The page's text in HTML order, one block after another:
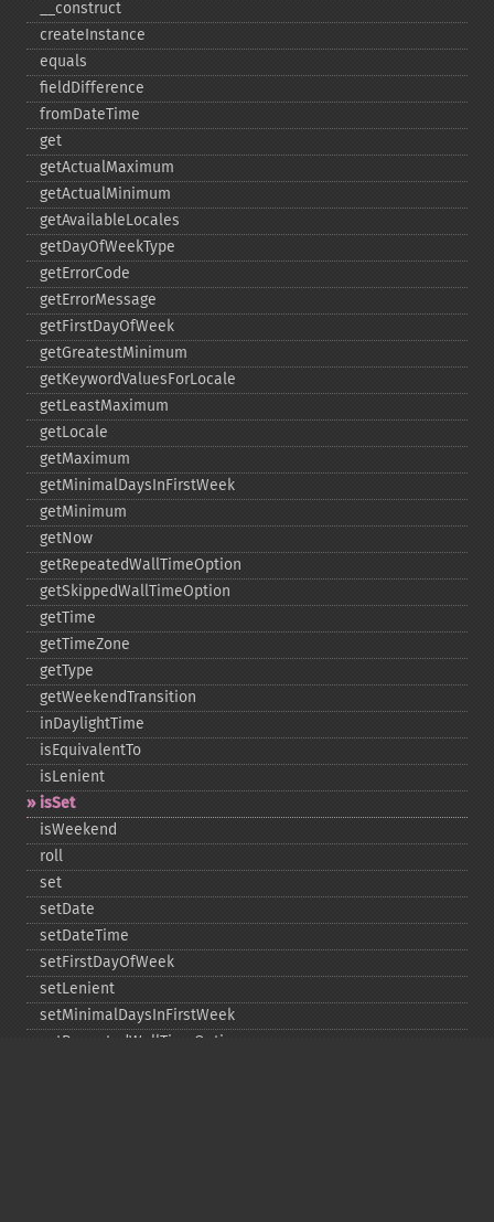
_​_​construct
createInstance
equals
fieldDifference
fromDateTime
get
getActualMaximum
getActualMinimum
getAvailableLocales
getDayOfWeekType
getErrorCode
getErrorMessage
getFirstDayOfWeek
getGreatestMinimum
getKeywordValuesForLocale
getLeastMaximum
getLocale
getMaximum
getMinimalDaysInFirstWeek
getMinimum
getNow
getRepeatedWallTimeOption
getSkippedWallTimeOption
getTime
getTimeZone
getType
getWeekendTransition
inDaylightTime
isEquivalentTo
isLenient
isSet
isWeekend
roll
set
setDate
setDateTime
setFirstDayOfWeek
setLenient
setMinimalDaysInFirstWeek
setRepeatedWallTimeOption